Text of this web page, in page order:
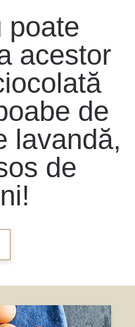
poate
acestor
de
lavandă,
de